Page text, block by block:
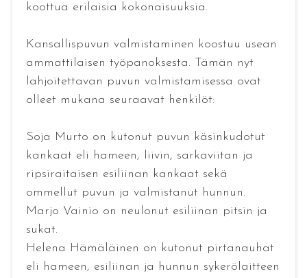
koottua erilaisia kokonaisuuksia.
Kansallispuvun valmistaminen koostuu usean
ammattilaisen työpanoksesta. Tämän nyt
lahjoitettavan puvun valmistamisessa ovat
olleet mukana seuraavat henkilöt:
Soja Murto on kutonut puvun käsinkudotut
kankaat eli hameen, liivin, sarkaviitan ja
ripsiraitaisen esiliinan kankaat sekä
ommellut puvun ja valmistanut hunnun.
Marjo Vainio on neulonut esiliinan pitsin ja
sukat.
Helena Hämäläinen on kutonut pirtanauhat
eli hameen, esiliinan ja hunnun sykerölaitteen